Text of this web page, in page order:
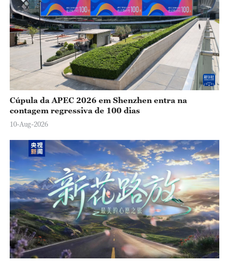
V
i
d
e
o
Cúpula da APEC 2026 em Shenzhen entra na
contagem regressiva de 100 dias
10-Aug-2026